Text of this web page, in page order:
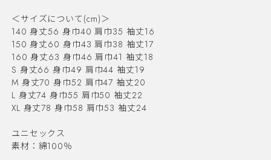
＜サイズについて(cm)＞
140 身丈56 身巾40 肩巾35 袖丈16
150 身丈60 身巾43 肩巾38 袖丈17
160 身丈63 身巾46 肩巾41 袖丈18
S 身丈66 身巾49 肩巾44 袖丈19
M 身丈70 身巾52 肩巾47 袖丈20
L 身丈74 身巾55 肩巾50 袖丈22
XL 身丈78 身巾58 肩巾53 袖丈24
ユニセックス
素材：綿100％